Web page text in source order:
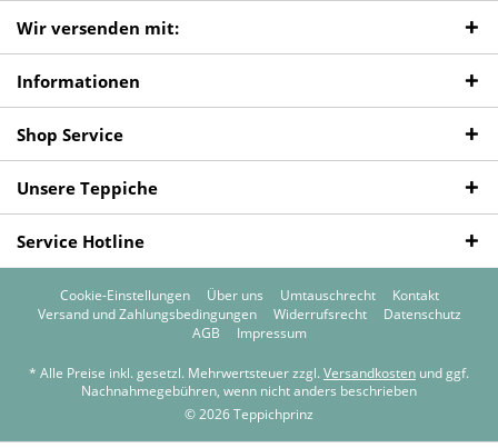
Wir versenden mit:
Informationen
Shop Service
Unsere Teppiche
Service Hotline
Cookie-Einstellungen Über uns Umtauschrecht
Kontakt
Versand und Zahlungsbedingungen
Widerrufsrecht
Datenschutz
AGB
Impressum
* Alle Preise inkl. gesetzl. Mehrwertsteuer zzgl. Versandkosten und ggf.
Nachnahmegebühren, wenn nicht anders beschrieben
© 2026 Teppichprinz